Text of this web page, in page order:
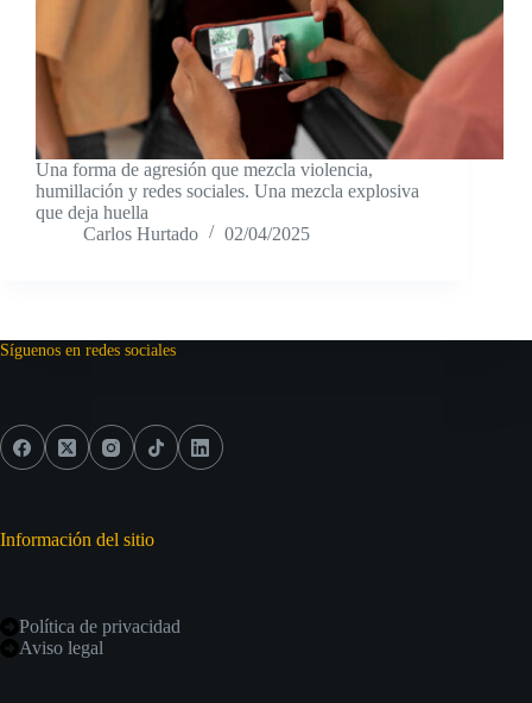
Una forma de agresión que mezcla violencia,
humillación y redes sociales. Una mezcla explosiva
que deja huella
Carlos Hurtado
02/04/2025
Síguenos en redes sociales
Información del sitio
Política de privacidad
Aviso legal